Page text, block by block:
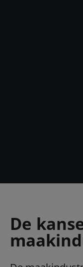
De